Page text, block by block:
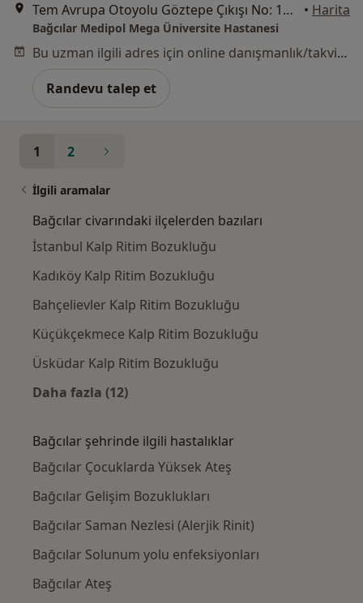
Tem Avrupa Otoyolu Göztepe Çıkışı No: 1Bağcılar, İstanbul • Harita
Bağcılar Medipol Mega Üniversite Hastanesi
Bu uzman ilgili adres için online danışmanlık/takvim sunmuyor.
Randevu talep et
1 2
İlgili aramalar
Bağcılar civarındaki ilçelerden bazıları
İstanbul Kalp Ritim Bozukluğu
Kadıköy Kalp Ritim Bozukluğu
Bahçelievler Kalp Ritim Bozukluğu
Küçükçekmece Kalp Ritim Bozukluğu
Üsküdar Kalp Ritim Bozukluğu
Daha fazla (12)
Bağcılar şehrinde ilgili hastalıklar
Bağcılar Çocuklarda Yüksek Ateş
Bağcılar Gelişim Bozuklukları
Bağcılar Saman Nezlesi (Alerjik Rinit)
Bağcılar Solunum yolu enfeksiyonları
Bağcılar Ateş